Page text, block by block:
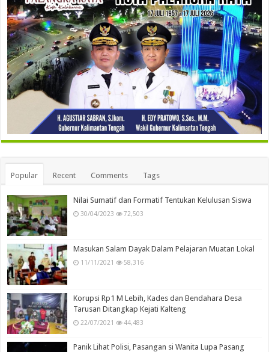
Popular Recent Comments Tags
Nilai Sumatif dan Formatif Tentukan Kelulusan Siswa
30/04/2023 72,503
Masukan Salam Dayak Dalam Pelajaran Muatan Lokal
11/11/2021 58,316
Korupsi Rp1 M Lebih, Kades dan Bendahara Desa
Tarusan Ditangkap Kejati Kalteng
22/07/2021 44,483
Panik Lihat Polisi, Pasangan si Wanita Lupa Pasang